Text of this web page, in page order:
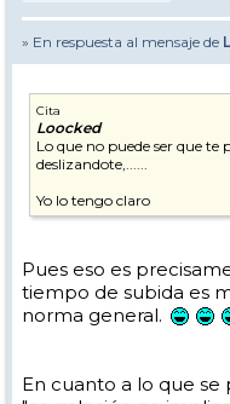
» En respuesta al mensaje de
Cita
Loocked
Lo que no puede ser que te
deslizandote,......
Yo lo tengo claro
Pues eso es
tiempo de subida es
norma general.
En cuanto a lo que